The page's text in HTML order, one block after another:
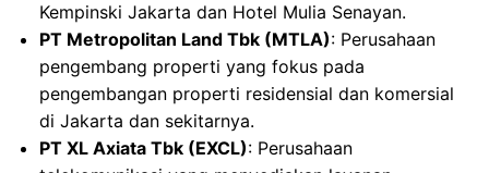
Kempinski Jakarta dan Hotel Mulia Senayan.
PT Metropolitan Land Tbk (MTLA): Perusahaan
pengembang properti yang fokus pada
pengembangan properti residensial dan komersial
di Jakarta dan sekitarnya.
PT XL Axiata Tbk (EXCL): Perusahaan